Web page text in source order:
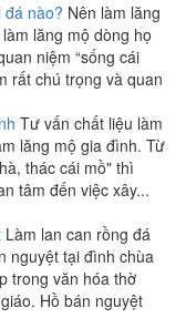
đá nào? Nên làm lăng
lăng mộ dòng họ
niệm “sống cái
rất chú trọng và quan
Tư vấn chất liệu làm
lăng mộ gia đình. Từ
thác cái mồ" thì
tâm đến việc xây...
Làm lan can rồng đá
nguyệt tại đình chùa
trong văn hóa thờ
Hồ bán nguyệt